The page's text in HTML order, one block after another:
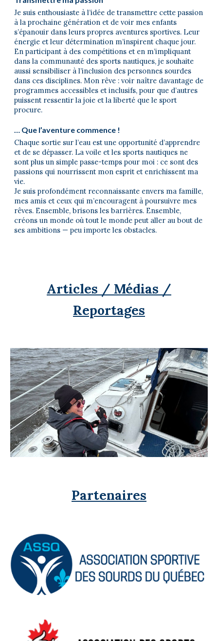
Je suis enthousiaste à l’idée de transmettre cette passion
à la prochaine génération et de voir mes enfants
s’épanouir dans leurs propres aventures sportives. Leur
énergie et leur détermination m’inspirent chaque jour.
En participant à des compétitions et en m’impliquant
dans la communauté des sports nautiques, je souhaite
aussi sensibiliser à l’inclusion des personnes sourdes
dans ces disciplines. Mon rêve : voir naître davantage de
programmes accessibles et inclusifs, pour que d’autres
puissent ressentir la joie et la liberté que le sport
procure.
… Que l’aventure commence !
Chaque sortie sur l’eau est une opportunité d’apprendre
et de se dépasser. La voile et les sports nautiques ne
sont plus un simple passe-temps pour moi : ce sont des
passions qui nourrissent mon esprit et enrichissent ma
vie.
Je suis profondément reconnaissante envers ma famille,
mes amis et ceux qui m’encouragent à poursuivre mes
rêves. Ensemble, brisons les barrières. Ensemble,
créons un monde où tout le monde peut aller au bout de
ses ambitions — peu importe les obstacles.
Articles / Médias /
Reportages
Partenaires